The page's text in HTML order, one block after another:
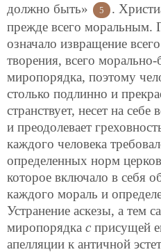
должно быть»
5
.
прежде всего моральным.
означало извращение
творения, всего морально-
миропорядка, поэтому
столько подлинно и
странствует, несет на
и преодолевает
каждого человека
определенных норм
которое включало в себя
каждого мораль и
Устранение аскезы, а тем
миропорядка с присущей
апелляции к античной